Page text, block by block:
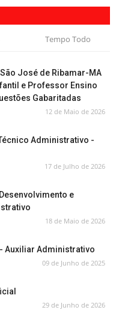
Tempo Todo
José de Ribamar-MA
e Professor Ensino
Gabaritadas
12 de Maio de 2026
Administrativo -
17 de Julho de 2026
e
18 de Maio de 2026
Auxiliar Administrativo
09 de Junho de 2025
29 de Junho de 2026